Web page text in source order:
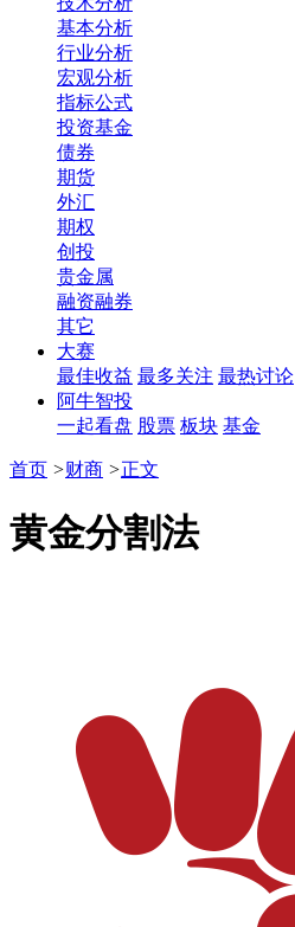
基本分析
行业分析
宏观分析
指标公式
投资基金
债券
期货
外汇
期权
创投
贵金属
融资融券
其它
大赛
最佳收益 最多关注 最热讨论
阿牛智投
一起看盘 股票 板块 基金
首页 >财商 >正文
黄金分割法